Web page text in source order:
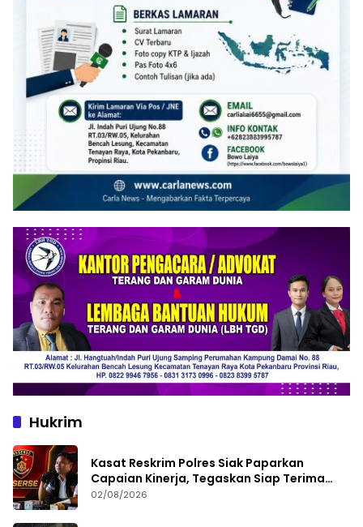
Hukrim
Kasat Reskrim Polres Siak Paparkan
Capaian Kinerja, Tegaskan Siap Terima
Kritik dan Evaluasi
02/08/2026